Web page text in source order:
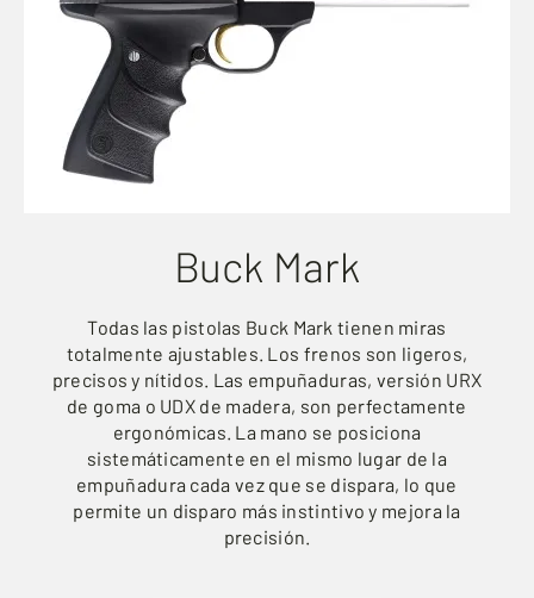
Buck Mark
Todas las pistolas Buck Mark tienen miras
totalmente ajustables. Los frenos son ligeros,
precisos y nítidos. Las empuñaduras, versión URX
de goma o UDX de madera, son perfectamente
ergonómicas. La mano se posiciona
sistemáticamente en el mismo lugar de la
empuñadura cada vez que se dispara, lo que
permite un disparo más instintivo y mejora la
precisión.